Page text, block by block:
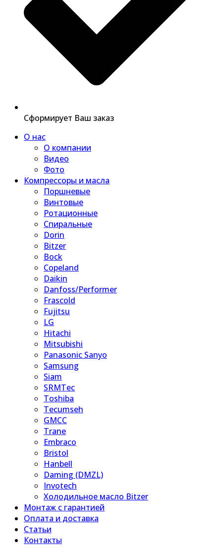
Сформирует Ваш заказ
О нас
О компании
Видео
Фото
Компрессоры и масла
Поршневые
Винтовые
Ротационные
Спиральные
Dorin
Bitzer
Bock
Copeland
Daikin
Danfoss/Performer
Frascold
Fujitsu
LG
Hitachi
Mitsubishi
Panasonic Sanyo
Samsung
Siam
SRMTec
Toshiba
Tecumseh
GMCC
Trane
Embraco
Bristol
Hanbell
Daming (DMZL)
Invotech
Холодильное масло Bitzer
Монтаж с гарантией
Оплата и доставка
Статьи
Контакты